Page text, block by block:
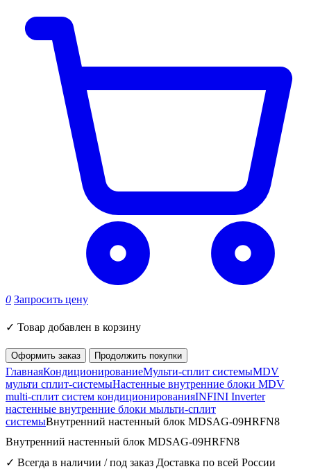
0 Запросить цену
✓ Товар добавлен в корзину
Оформить заказ Продолжить покупки
ГлавнаяКондиционированиеМульти-сплит системыMDV
мульти сплит-системыНастенные внутренние блоки MDV
multi-сплит систем кондиционированияINFINI Inverter
настенные внутренние блоки мыльти-сплит
системыВнутренний настенный блок MDSAG-09HRFN8
Внутренний настенный блок MDSAG-09HRFN8
✓ Всегда в наличии / под заказ Доставка по всей России